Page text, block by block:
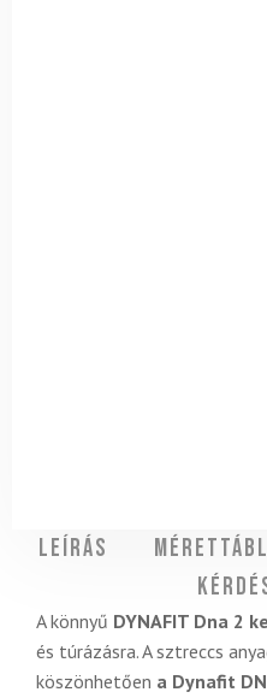
Leírás
A könnyű DYNAFIT Dna 2
és túrázásra. A sztreccs
köszönhetően a Dynafit